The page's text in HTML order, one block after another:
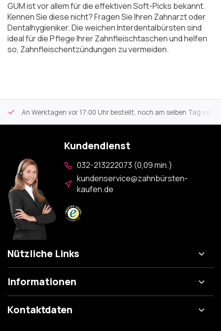
GUM ist vor allem für die effektiven Soft-Picks bekannt.
Kennen Sie diese nicht? Fragen Sie Ihren Zahnarzt oder
Dentalhygieniker. Die weichen Interdentalbürsten sind
ideal für die Pflege Ihrer Zahnfleischtaschen und helfen
so, Zahnfleischentzündungen zu vermeiden.
An Werktagen vor 17:00 Uhr bestellt, noch am selben Tag
Kundendienst
032-213222073 (0,09 min.)
kundenservice@zahnbürsten-
kaufen.de
Nützliche Links
Informationen
Kontaktdaten